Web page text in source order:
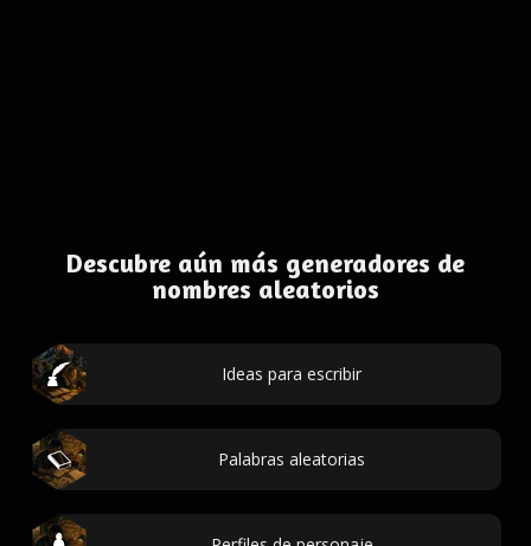
Descubre aún más generadores de
nombres aleatorios
Ideas para escribir
Palabras aleatorias